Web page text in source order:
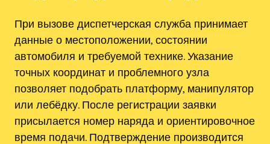
При вызове диспетчерская служба принимает
данные о местоположении, состоянии
автомобиля и требуемой технике. Указание
точных координат и проблемного узла
позволяет подобрать платформу, манипулятор
или лебёдку. После регистрации заявки
присылается номер наряда и ориентировочное
время подачи. Подтверждение производится